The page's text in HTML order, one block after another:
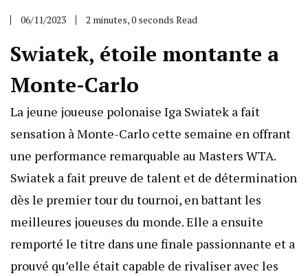
06/11/2023 2 minutes, 0 seconds Read
Swiatek, étoile montante a
Monte-Carlo
La jeune joueuse polonaise Iga Swiatek a fait
sensation à Monte-Carlo cette semaine en offrant
une performance remarquable au Masters WTA.
Swiatek a fait preuve de talent et de détermination
dès le premier tour du tournoi, en battant les
meilleures joueuses du monde. Elle a ensuite
remporté le titre dans une finale passionnante et a
prouvé qu’elle était capable de rivaliser avec les